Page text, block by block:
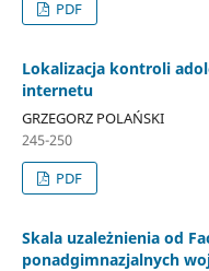
PDF
Lokalizacja kontroli
internetu
GRZEGORZ POLAŃSKI
245-250
PDF
Skala uzależnienia od
ponadgimnazjalnych